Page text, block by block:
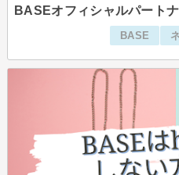
BASEオフィシャルパート
BASE